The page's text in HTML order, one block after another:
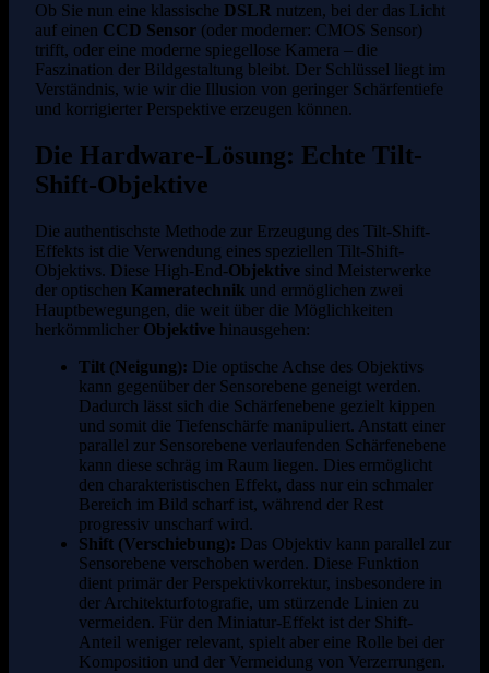
Ob Sie nun eine klassische DSLR nutzen, bei der das Licht
auf einen CCD Sensor (oder moderner: CMOS Sensor)
trifft, oder eine moderne spiegellose Kamera – die
Faszination der Bildgestaltung bleibt. Der Schlüssel liegt im
Verständnis, wie wir die Illusion von geringer Schärfentiefe
und korrigierter Perspektive erzeugen können.
Die Hardware-Lösung: Echte Tilt-
Shift-Objektive
Die authentischste Methode zur Erzeugung des Tilt-Shift-
Effekts ist die Verwendung eines speziellen Tilt-Shift-
Objektivs. Diese High-End-Objektive sind Meisterwerke
der optischen Kameratechnik und ermöglichen zwei
Hauptbewegungen, die weit über die Möglichkeiten
herkömmlicher Objektive hinausgehen:
Tilt (Neigung): Die optische Achse des Objektivs
kann gegenüber der Sensorebene geneigt werden.
Dadurch lässt sich die Schärfenebene gezielt kippen
und somit die Tiefenschärfe manipuliert. Anstatt einer
parallel zur Sensorebene verlaufenden Schärfenebene
kann diese schräg im Raum liegen. Dies ermöglicht
den charakteristischen Effekt, dass nur ein schmaler
Bereich im Bild scharf ist, während der Rest
progressiv unscharf wird.
Shift (Verschiebung): Das Objektiv kann parallel zur
Sensorebene verschoben werden. Diese Funktion
dient primär der Perspektivkorrektur, insbesondere in
der Architekturfotografie, um stürzende Linien zu
vermeiden. Für den Miniatur-Effekt ist der Shift-
Anteil weniger relevant, spielt aber eine Rolle bei der
Komposition und der Vermeidung von Verzerrungen.